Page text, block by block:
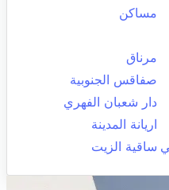
مساكن
مرناق
صفاقس الجنوبية
دار شعبان الفهري
اريانة المدينة
ساقية الزيت